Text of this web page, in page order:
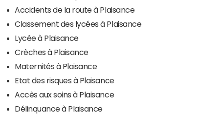
Accidents de la route à Plaisance
Classement des lycées à Plaisance
Lycée à Plaisance
Crèches à Plaisance
Maternités à Plaisance
Etat des risques à Plaisance
Accès aux soins à Plaisance
Délinquance à Plaisance